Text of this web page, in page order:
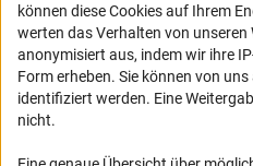
schauen Sie sich die Ausgaben
Zum Newsletter
können diese Cookies auf Ihrem
werten das Verhalten von unseren
anonymisiert aus, indem wir ihre
Form erheben. Sie können von
identifiziert werden. Eine
nicht.